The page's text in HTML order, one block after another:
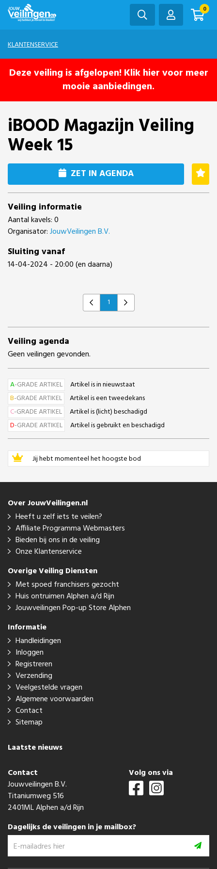
0
KLANTENSERVICE
Deze veiling is afgelopen! Klik hier voor meer
mooie aanbiedingen.
iBOOD Magazijn Veiling
Week 15
ZET IN AGENDA
Veiling informatie
Aantal kavels: 0
Organisator:JouwVeilingen B.V.
Sluiting vanaf
14-04-2024 - 20:00 (en daarna)
Previous
1 Next
Veiling agenda
Geen veilingen gevonden.
A-GRADE ARTIKEL
Artikel is in nieuwstaat
B-GRADE ARTIKEL
Artikel is een tweedekans
C-GRADE ARTIKEL
Artikel is (licht) beschadigd
D-GRADE ARTIKEL Artikel is gebruikt en beschadigd
Jij hebt momenteel het hoogste bod
Over JouwVeilingen.nl
Heeft u zelf iets te veilen?
Affiliate Programma Webmasters
Bieden bij ons in de veiling
Onze Klantenservice
Overige Veiling Diensten
Met spoed franchisers gezocht
Huis ontruimen Alphen a/d Rijn
Jouwveilingen Pop-up Store Alphen
Informatie
Handleidingen
Inloggen
Registreren
Verzending
Veelgestelde vragen
Algemene voorwaarden
Contact
Sitemap
Laatste nieuws
Contact
Jouwveilingen B.V.
Titaniumweg 516
2401ML Alphen a/d Rijn
Volg ons via
Dagelijks de veilingen in je mailbox?